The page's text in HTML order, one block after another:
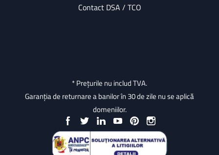
Contact DSA / TCO
* Prețurile nu includ TVA.
Garanția de returnare a banilor în 30 de zile nu se aplică
domeniilor.